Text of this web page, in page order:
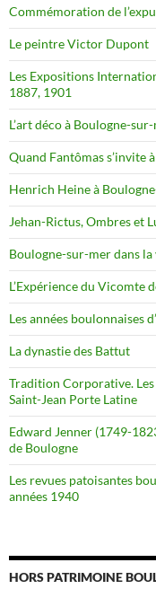
Commémoration de
Le peintre Victor Dupont
Les Expositions
1887, 1901
L’art déco à Boulogne-
Quand Fantômas s’invite
Henrich Heine à
Jehan-Rictus, Ombres et
Boulogne-sur-mer dans la
L’Expérience du Vicomte
Les années boulonnaises
La dynastie des Battut
Tradition Corporative.
Saint-Jean Porte Latine
Edward Jenner (1749-
de Boulogne
Les revues patoisantes
années 1940
HORS PATRIMOINE